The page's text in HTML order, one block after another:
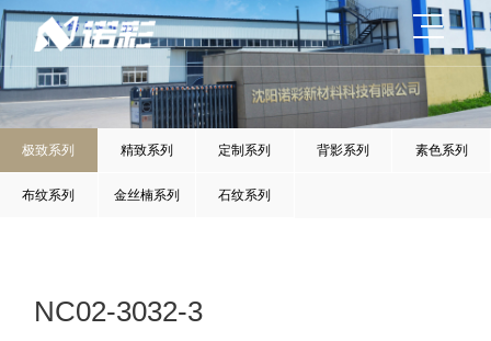
极致系列 精致系列 定制系列 背影系列 素色系列
布纹系列 金丝楠系列 石纹系列
NC02-3032-3